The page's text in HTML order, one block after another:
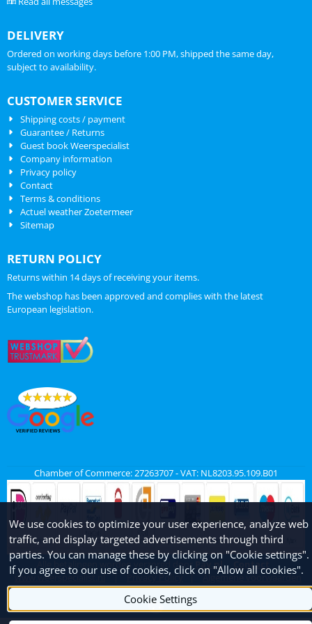
DELIVERY
Ordered on working days before 1:00 PM, shipped the same day,
subject to availability.
CUSTOMER SERVICE
Shipping costs / payment
Guarantee / Returns
Guest book Weerspecialist
Company information
Privacy policy
Contact
Terms & conditions
Actuel weather Zoetermeer
Sitemap
RETURN POLICY
Returns within 14 days of receiving your items.
The webshop has been approved and complies with the latest
European legislation.
Chamber of Commerce: 27263707 - VAT: NL8203.95.109.B01
Alle betalingen worden verzorgd door Pay.nl
Contact
www.weerspecialist.nl|Privacy Policy|Algemene voorwaarden
We use cookies to optimize your user experience, analyze web
traffic, and display targeted advertisements through third
parties. You can manage these by clicking on "Cookie settings".
If you agree to our use of cookies, click on "Allow all cookies".
Cookie Settings